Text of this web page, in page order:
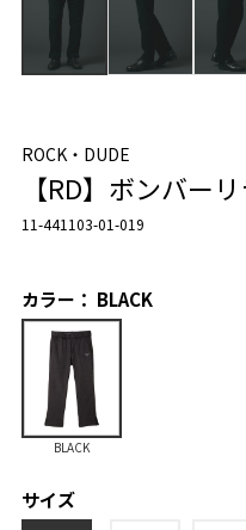
ROCK・DUDE
【RD】ボンバー
11-441103-01-019
カラー： BLACK
BLACK
サイズ